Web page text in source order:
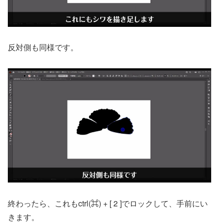
反対側も同様です。
終わったら、これもctrl(⌘) + [ 2 ]でロックして、手前にい
きます。